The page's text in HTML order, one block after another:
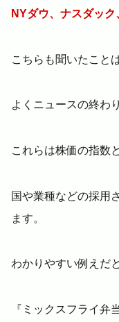
NYダウ、ナスダッ
こちらも聞いたこと
よくニュースの終わ
これらは株価の指数
国や業種などの採用
ます。
わかりやすい例えだ
『ミックスフライ弁